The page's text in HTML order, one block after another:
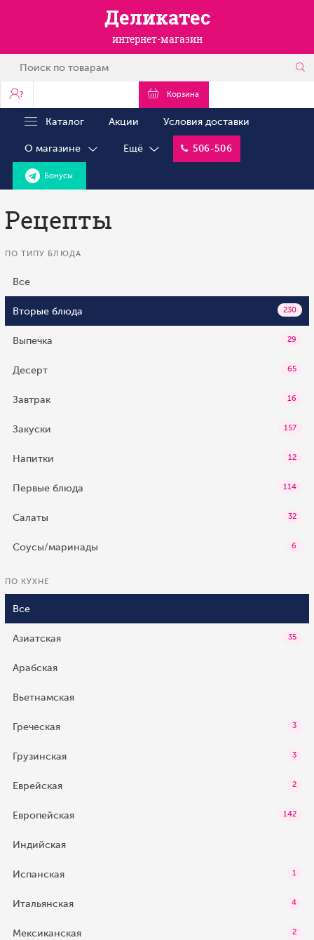
Деликатес
интернет-магазин
? Корзина
Каталог Акции Условия доставки
О магазине Ещё 506-506
Бонусы
Рецепты
ПО ТИПУ БЛЮДА
Все
Вторые блюда 230
Выпечка 29
Десерт 65
Завтрак 16
Закуски 157
Напитки 12
Первые блюда 114
Салаты 32
Соусы/маринады 6
ПО КУХНЕ
Все
Азиатская 35
Арабская
Вьетнамская
Греческая 3
Грузинская 3
Еврейская 2
Европейская 142
Индийская
Испанская 1
Итальянская 4
Мексиканская 2